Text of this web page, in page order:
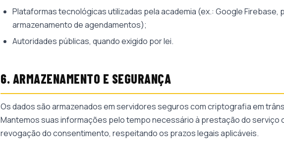
Plataformas tecnológicas utilizadas pela academia (ex.: Google Firebase,
armazenamento de agendamentos);
Autoridades públicas, quando exigido por lei.
6. ARMAZENAMENTO E SEGURANÇA
Os dados são armazenados em servidores seguros com criptografia em
Mantemos suas informações pelo tempo necessário à prestação do serviço
revogação do consentimento, respeitando os prazos legais aplicáveis.